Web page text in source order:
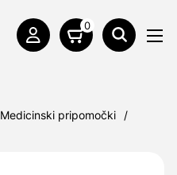
0
Medicinski pripomočki
/